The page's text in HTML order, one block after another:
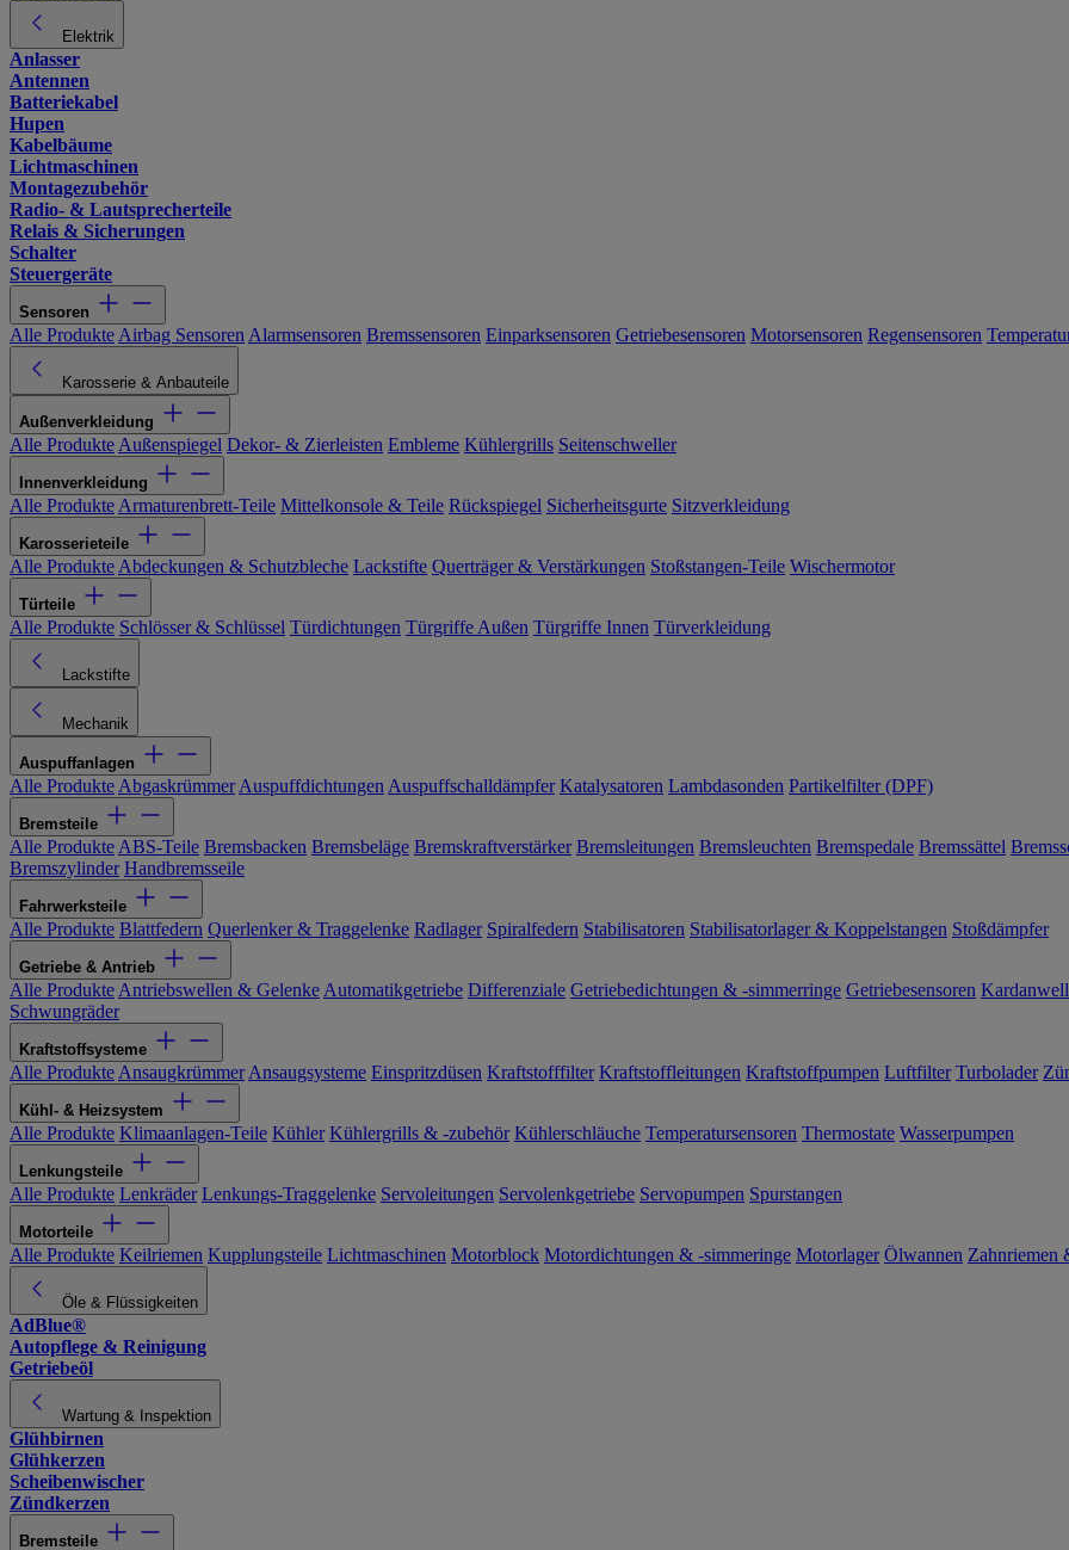
Elektrik
Anlasser
Antennen
Batteriekabel
Hupen
Kabelbäume
Lichtmaschinen
Montagezubehör
Radio- & Lautsprecherteile
Relais & Sicherungen
Schalter
Steuergeräte
Sensoren
Alle Produkte Airbag Sensoren Alarmsensoren Bremssensoren Einparksensoren Getriebesensoren Motorsensoren Regensensoren
Karosserie & Anbauteile
Außenverkleidung
Alle Produkte Außenspiegel Dekor- & Zierleisten Embleme Kühlergrills Seitenschweller
Innenverkleidung
Alle Produkte Armaturenbrett-Teile Mittelkonsole & Teile Rückspiegel Sicherheitsgurte Sitzverkleidung
Karosserieteile
Alle Produkte Abdeckungen & Schutzbleche Lackstifte Querträger & Verstärkungen Stoßstangen-Teile Wischermotor
Türteile
Alle Produkte Schlösser & Schlüssel Türdichtungen Türgriffe Außen Türgriffe Innen Türverkleidung
Lackstifte
Mechanik
Auspuffanlagen
Alle Produkte Abgaskrümmer Auspuffdichtungen Auspuffschalldämpfer Katalysatoren Lambdasonden Partikelfilter (DPF)
Bremsteile
Alle Produkte ABS-Teile Bremsbacken Bremsbeläge Bremskraftverstärker Bremsleitungen Bremsleuchten Bremspedale Bremssättel
Bremszylinder Handbremsseile
Fahrwerksteile
Alle Produkte Blattfedern Querlenker & Traggelenke Radlager Spiralfedern Stabilisatoren Stabilisatorlager & Koppelstangen Stoßdämpfer
Getriebe & Antrieb
Alle Produkte Antriebswellen & Gelenke Automatikgetriebe Differenziale Getriebedichtungen & -simmerringe Getriebesensoren
Schwungräder
Kraftstoffsysteme
Alle Produkte Ansaugkrümmer Ansaugsysteme Einspritzdüsen Kraftstofffilter Kraftstoffleitungen Kraftstoffpumpen Luftfilter Turbolader
Kühl- & Heizsystem
Alle Produkte Klimaanlagen-Teile Kühler Kühlergrills & -zubehör Kühlerschläuche Temperatursensoren Thermostate Wasserpumpen
Lenkungsteile
Alle Produkte Lenkräder Lenkungs-Traggelenke Servoleitungen Servolenkgetriebe Servopumpen Spurstangen
Motorteile
Alle Produkte Keilriemen Kupplungsteile Lichtmaschinen Motorblock Motordichtungen & -simmeringe Motorlager Ölwannen Zahnriemen
Öle & Flüssigkeiten
AdBlue®
Autopflege & Reinigung
Getriebeöl
Wartung & Inspektion
Glühbirnen
Glühkerzen
Scheibenwischer
Zündkerzen
Bremsteile